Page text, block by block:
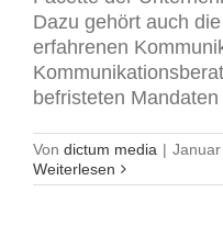
Dazu gehört auch
erfahrenen
befristeten
Von dictum media |
Weiterlesen